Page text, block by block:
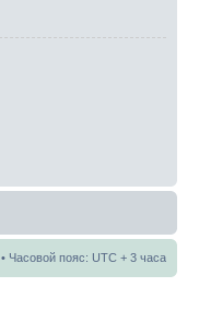
• Часовой пояс: UTC + 3 часа